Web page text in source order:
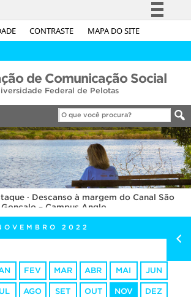
CONTRASTE MAPA DO SITE
Simplifique!
Acesso à informação
Legislação
Canais
de Comunicação Social
Federal de Pelotas
· Descanso à margem do Canal São
Gonçalo – Campus Anglo
2022
FEV MAR ABR MAI JUN
AGO SET OUT NOV DEZ